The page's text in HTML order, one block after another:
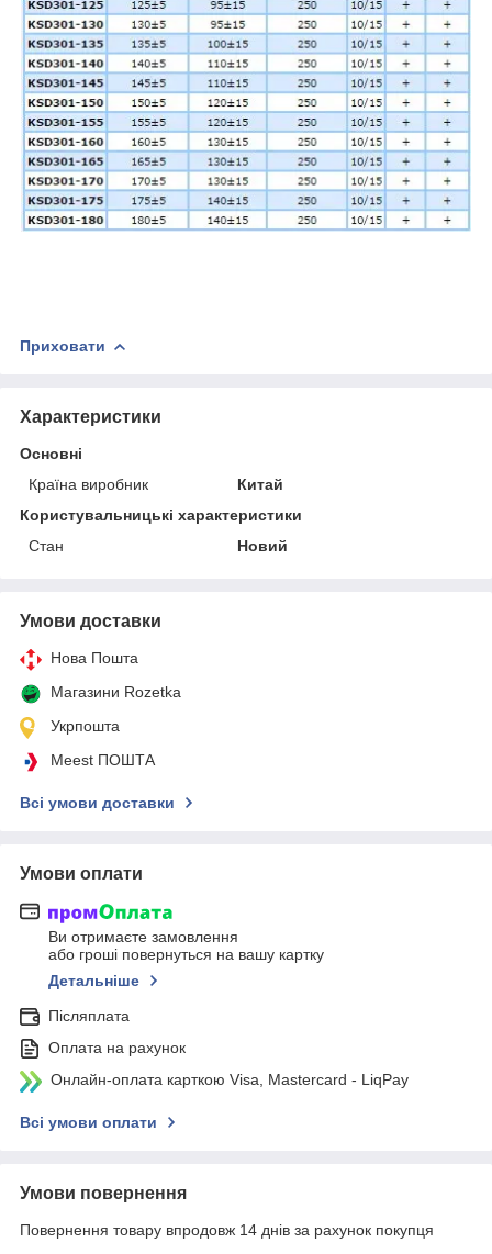
Приховати
Характеристики
Основні
Країна виробник
Китай
Користувальницькі характеристики
Стан
Новий
Умови доставки
Нова Пошта
Магазини Rozetka
Укрпошта
Meest ПОШТА
Всі умови доставки
Умови оплати
Ви отримаєте замовлення
або гроші повернуться на вашу картку
Детальніше
Післяплата
Оплата на рахунок
Онлайн-оплата карткою Visa, Mastercard - LiqPay
Всі умови оплати
Умови повернення
Повернення товару впродовж 14 днів за рахунок покупця